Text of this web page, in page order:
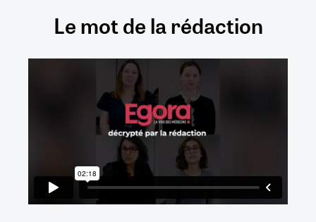
Le mot de la rédaction